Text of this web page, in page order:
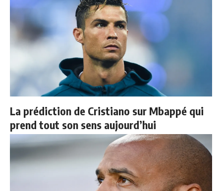
La prédiction de Cristiano sur Mbappé qui
prend tout son sens aujourd’hui